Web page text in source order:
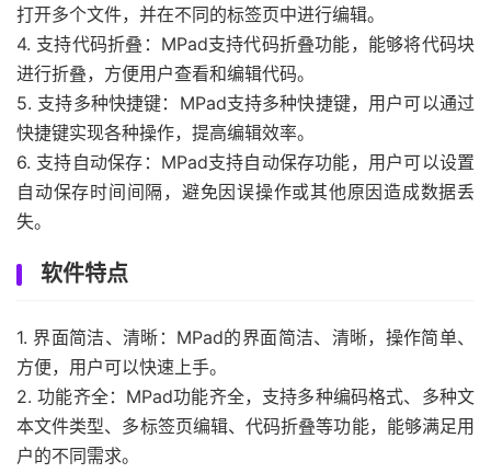
打开多个文件，并在不同的标签页中进行编辑。
4. 支持代码折叠：MPad支持代码折叠功能，能够将代码块
进行折叠，方便用户查看和编辑代码。
5. 支持多种快捷键：MPad支持多种快捷键，用户可以通过
快捷键实现各种操作，提高编辑效率。
6. 支持自动保存：MPad支持自动保存功能，用户可以设置
自动保存时间间隔，避免因误操作或其他原因造成数据丢
失。
软件特点
1. 界面简洁、清晰：MPad的界面简洁、清晰，操作简单、
方便，用户可以快速上手。
2. 功能齐全：MPad功能齐全，支持多种编码格式、多种文
本文件类型、多标签页编辑、代码折叠等功能，能够满足用
户的不同需求。